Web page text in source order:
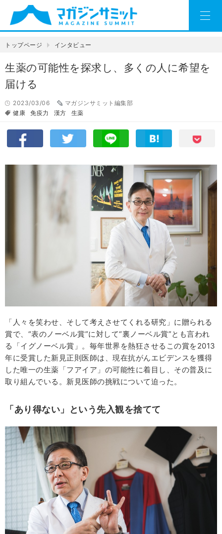
トップページ インタビュー
生薬の可能性を探求し、多くの人に希望を
届ける
2023/03/06
マガジンサミット編集部
健康
免疫力 漢方 生薬
「人々を笑わせ、そして考えさせてくれる研究」に贈られる
賞で、“表のノーベル賞”に対して“裏ノーベル賞”とも言われ
る「イグノーベル賞」。毎年世界を熱狂させるこの賞を2013
年に受賞した新見正則医師は、現在抗がんエビデンスを獲得
した唯一の生薬「フアイア」の可能性に着目し、その普及に
取り組んでいる。新見医師の挑戦について迫った。
「あり得ない」という先入観を捨てて